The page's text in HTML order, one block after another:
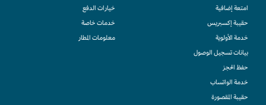
امتعة إضافية
حقيبة إكسبريس
خدمة الأولوية
بيانات تسجيل الوصول
حفظ الحجز
خدمة الواتساب
حقيبة المقصورة
خيارات الدفع
خدمات خاصة
معلومات المطار